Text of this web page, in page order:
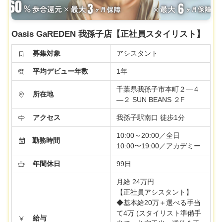
Oasis GaREDEN 我孫子店【正社員スタイリスト】
募集対象 アシスタント
平均デビュー年数 1年
所在地
千葉県我孫子市本町２―４
―２ SUN BEANS ２F
アクセス 我孫子駅南口 徒歩1分
勤務時間
10:00～20:00／全日
10:00〜19:00／アカデミー
年間休日 99日
給与
月給 24万円
【正社員アシスタント】
◆基本給20万＋選べる手当
て4万 (スタイリスト準備手